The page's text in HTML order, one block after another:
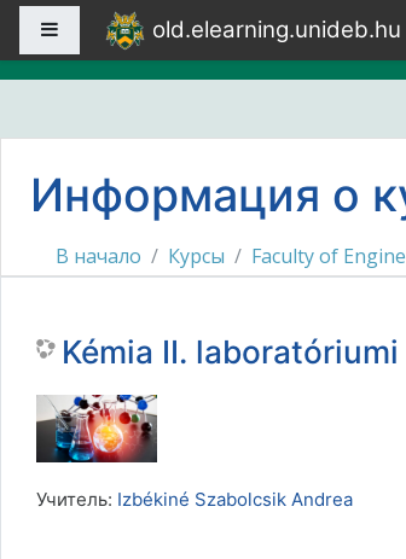
Перейти к основному содержанию
Боковая панельold.elearning.unideb.hu
Информация о
В начало Курсы Faculty of
Kémia II.
Учитель: Izbékiné Szabolcsik Andrea